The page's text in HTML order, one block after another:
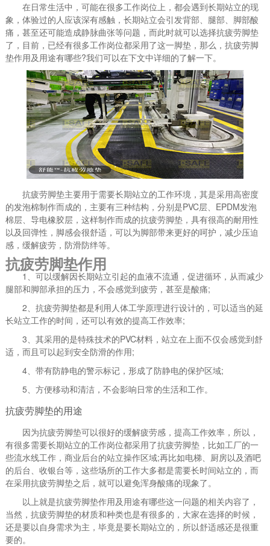
在日常生活中，可能在很多工作岗位上，都会遇到长期站立的现
象，体验过的人应该深有感触，长期站立会引发背部、腿部、脚部酸
痛，甚至还可能造成静脉曲张等问题，而此时就可以选择抗疲劳脚垫
了，目前，已经有很多工作岗位都采用了这一脚垫，那么，抗疲劳脚
垫作用及用途有哪些?我们可以在下文中详细的了解一下。
抗疲劳脚垫主要用于需要长期站立的工作环境，其是采用高密度
的发泡棉制作而成的，主要有三种结构，分别是PVC层、EPDM发泡
棉层、导电橡胶层，这样制作而成的抗疲劳脚垫，具有很高的耐用性
以及回弹性，脚感会很舒适，可以为脚部带来更好的呵护，减少压迫
感，缓解疲劳，防滑防绊等。
抗疲劳脚垫作用
1、可以缓解因长期站立引起的血液不流通，促进循环，从而减少
腿部和脚部承担的压力，不会感觉到疲劳，甚至是酸痛;
2、抗疲劳脚垫都是利用人体工学原理进行设计的，可以适当的延
长站立工作的时间，还可以有效的提高工作效率;
3、其采用的是特殊技术的PVC材料，站立在上面不仅会感觉到舒
适，而且可以起到安全防滑的作用;
4、带有防静电的警示标记，形成了防静电的保护区域;
5、方便移动和清洁，不会影响日常的生活和工作。
抗疲劳脚垫的用途
因为抗疲劳脚垫可以很好的缓解疲劳感，提高工作效率，所以，
有很多需要长期站立的工作岗位都采用了抗疲劳脚垫，比如工厂的一
些流水线工作，商业后台的站立操作区域;再比如电梯、厨房以及酒吧
的后台、收银台等，这些场所的工作大多都是需要长时间站立的，而
在采用抗疲劳脚垫之后，就可以避免浑身酸痛的现象了。
以上就是抗疲劳脚垫作用及用途有哪些这一问题的相关内容了，
当然，抗疲劳脚垫的材质和种类也是有很多的，大家在选择的时候，
还是要以自身需求为主，毕竟是要长期站立的，所以舒适感还是很重
要的。